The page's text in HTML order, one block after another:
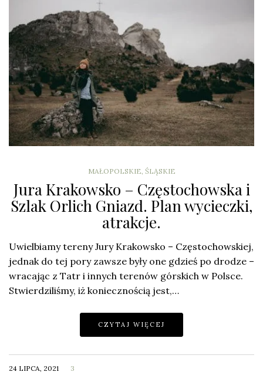
MAŁOPOLSKIE ŚLĄSKIE
Jura Krakowsko – Częstochowska i
Szlak Orlich Gniazd. Plan wycieczki,
atrakcje.
Uwielbiamy tereny Jury Krakowsko – Częstochowskiej,
jednak do tej pory zawsze były one gdzieś po drodze –
wracając z Tatr i innych terenów górskich w Polsce.
Stwierdziliśmy, iż koniecznością jest,…
CZYTAJ WIĘCEJ
24 LIPCA, 2021 3